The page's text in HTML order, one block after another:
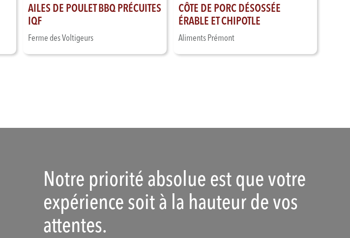
AILES DE POULET BBQ PRÉCUITES
IQF
Ferme des Voltigeurs
CÔTE DE PORC DÉSOSSÉE
ÉRABLE ET CHIPOTLE
Aliments Prémont
Notre priorité absolue est que votre
expérience soit à la hauteur de vos
attentes.